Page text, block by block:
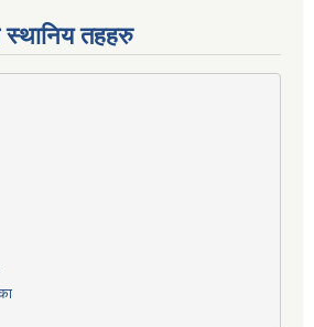
स्थानिय तहहरु